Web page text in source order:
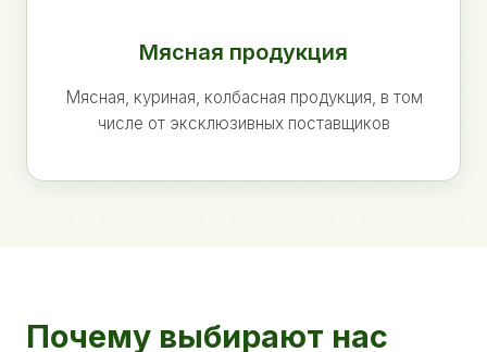
Мясная продукция
Мясная, куриная, колбасная продукция, в том
числе от эксклюзивных поставщиков
Почему выбирают нас